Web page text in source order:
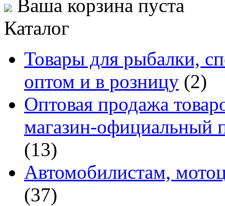
Ваша корзина пуста
Каталог
Товары для рыбалки,
оптом и в розницу (2)
Оптовая продажа
магазин-официальный
(13)
Автомобилистам,
(37)